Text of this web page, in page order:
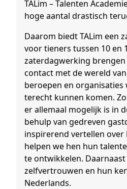
TALim – Talenten
hoge aantal drastisch
Daarom biedt TALim een
voor tieners tussen 10 en
zaterdagwerking
contact met de wereld
beroepen en organisaties
terecht kunnen komen.
er allemaal mogelijk is in
behulp van gedreven
inspirerend vertellen over
helpen we hen hun
te ontwikkelen.
zelfvertrouwen en hun
Nederlands.